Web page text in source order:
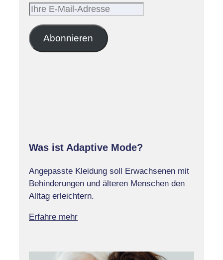
Ihre
Mail-
Adresse
Abonnieren
Was ist Adaptive Mode?
Angepasste Kleidung soll Erwachsenen mit
Behinderungen und älteren Menschen den
Alltag erleichtern.
Erfahre mehr